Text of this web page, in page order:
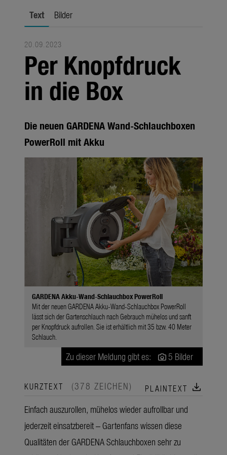
Unternehmen
Über uns
Über GARDENA
Text Bilder
20.09.2023
Per Knopfdruck
in die Box
Die neuen GARDENA Wand-Schlauchboxen
PowerRoll mit Akku
GARDENA Akku-Wand-Schlauchbox PowerRoll
Mit der neuen GARDENA Akku-Wand-Schlauchbox PowerRoll
lässt sich der Gartenschlauch nach Gebrauch mühelos und sanft
per Knopfdruck aufrollen. Sie ist erhältlich mit 35 bzw. 40 Meter
Schlauch.
Zu dieser Meldung gibt es: 5 Bilder
KURZTEXT (378 ZEICHEN) PLAINTEXT download
Einfach auszurollen, mühelos wieder aufrollbar und
jederzeit einsatzbereit – Gartenfans wissen diese
Qualitäten der GARDENA Schlauchboxen sehr zu